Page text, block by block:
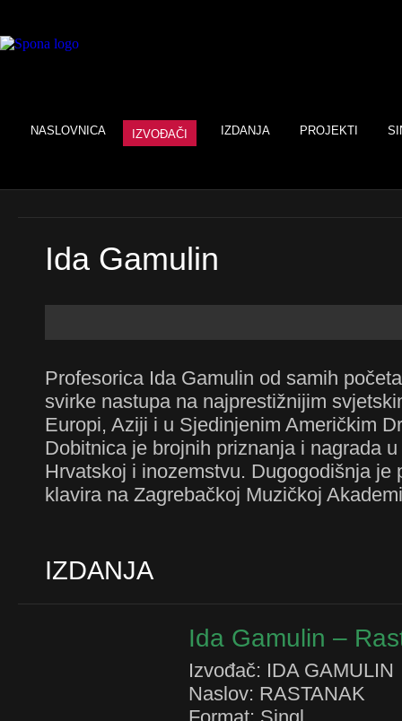
NASLOVNICA IZVOĐAČI IZDANJA PROJEKTI
Ida Gamulin
Profesorica Ida Gamulin od samih
svirke nastupa na najprestižnijim
Europi, Aziji i u Sjedinjenim Američkim
Dobitnica je brojnih priznanja i nagrada
Hrvatskoj i inozemstvu. Dugogodišnja je
klavira na Zagrebačkoj Muzičkoj
IZDANJA
Ida Gamulin –
Izvođač: IDA GAMULIN
Naslov: RASTANAK